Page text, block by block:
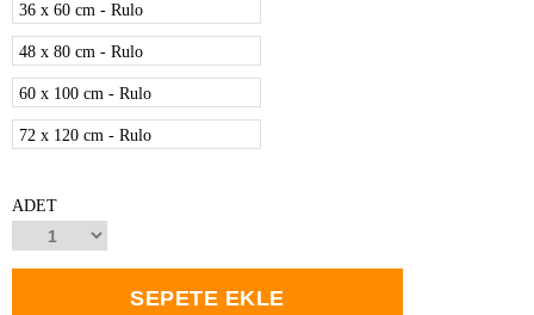
36 x 60 cm - Rulo
48 x 80 cm - Rulo
60 x 100 cm - Rulo
72 x 120 cm - Rulo
ADET